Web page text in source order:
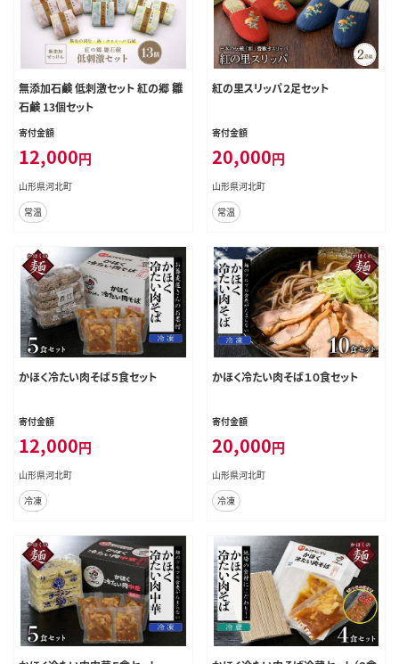
無添加石鹸 低刺激セット 紅の郷 雛
石鹸 13個セット
寄付金額
12,000円
山形県河北町
常温
紅の里スリッパ２足セット
寄付金額
20,000円
山形県河北町
常温
かほく冷たい肉そば５食セット
寄付金額
12,000円
山形県河北町
冷凍
かほく冷たい肉そば１０食セット
寄付金額
20,000円
山形県河北町
冷凍